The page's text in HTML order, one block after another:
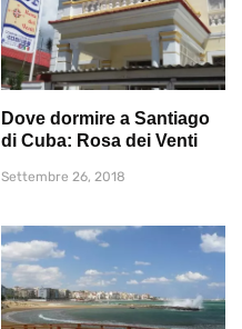
Dove dormire a Santiago
di Cuba: Rosa dei Venti
Settembre 26, 2018